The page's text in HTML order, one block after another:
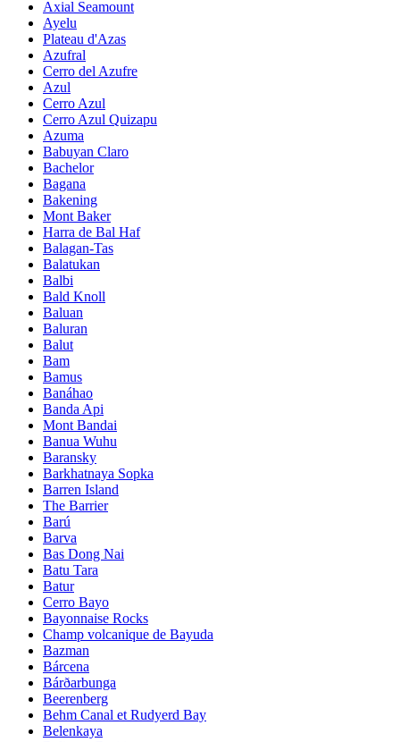
Axial Seamount
Ayelu
Plateau d'Azas
Azufral
Cerro del Azufre
Azul
Cerro Azul
Cerro Azul Quizapu
Azuma
Babuyan Claro
Bachelor
Bagana
Bakening
Mont Baker
Harra de Bal Haf
Balagan-Tas
Balatukan
Balbi
Bald Knoll
Baluan
Baluran
Balut
Bam
Bamus
Banáhao
Banda Api
Mont Bandai
Banua Wuhu
Baransky
Barkhatnaya Sopka
Barren Island
The Barrier
Barú
Barva
Bas Dong Nai
Batu Tara
Batur
Cerro Bayo
Bayonnaise Rocks
Champ volcanique de Bayuda
Bazman
Bárcena
Bárðarbunga
Beerenberg
Behm Canal et Rudyerd Bay
Belenkaya